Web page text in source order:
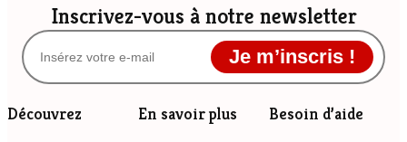
Inscrivez-vous à notre newsletter
Je m’inscris !
Découvrez En savoir plus Besoin d’aide